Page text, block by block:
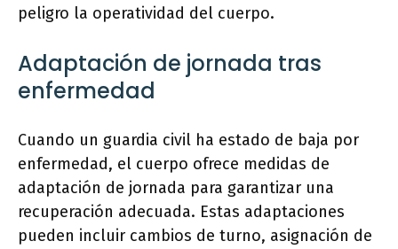
peligro la operatividad del cuerpo.
Adaptación de jornada tras
enfermedad
Cuando un guardia civil ha estado de baja por
enfermedad, el cuerpo ofrece medidas de
adaptación de jornada para garantizar una
recuperación adecuada. Estas adaptaciones
pueden incluir cambios de turno, asignación de